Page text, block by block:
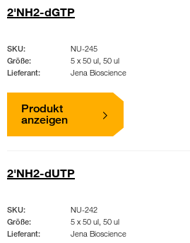
2'NH2-dGTP
SKU:
NU-245
Größe:
5 x 50 ul, 50 ul
Lieferant:
Jena Bioscience
Produkt
anzeigen
2'NH2-dUTP
SKU:
NU-242
Größe:
5 x 50 ul, 50 ul
Lieferant:
Jena Bioscience